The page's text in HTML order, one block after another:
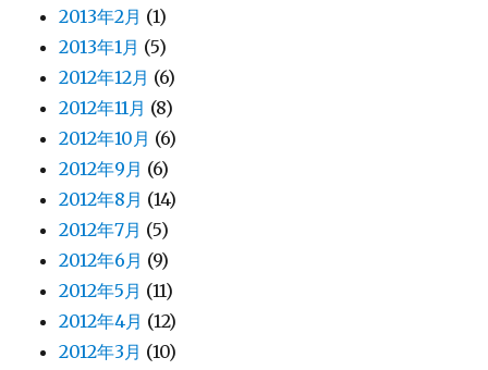
2013年2月 (1)
2013年1月 (5)
2012年12月 (6)
2012年11月 (8)
2012年10月 (6)
2012年9月 (6)
2012年8月 (14)
2012年7月 (5)
2012年6月 (9)
2012年5月 (11)
2012年4月 (12)
2012年3月 (10)